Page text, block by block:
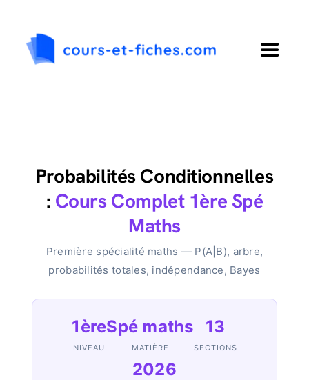
contenu
Toggle
Collège
Probabilités Conditionnelles
: Cours Complet 1ère Spé
Maths
Première spécialité maths — P(A|B), arbre,
probabilités totales, indépendance, Bayes
1ère
NIVEAU
Spé maths
MATIÈRE
13
SECTIONS
2026